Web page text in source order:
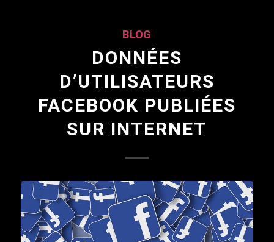
BLOG
DONNÉES
D’UTILISATEURS
FACEBOOK PUBLIÉES
SUR INTERNET